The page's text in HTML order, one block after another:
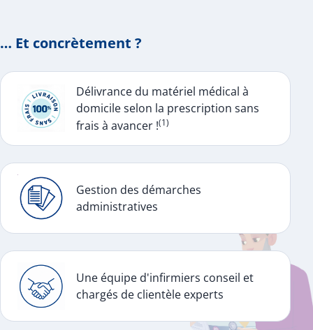
… Et concrètement ?
Délivrance du matériel médical à
domicile selon la prescription sans
frais à avancer !(1)
Gestion des démarches
administratives
Une équipe d'infirmiers conseil et
chargés de clientèle experts